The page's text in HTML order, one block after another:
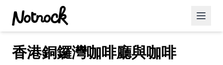
精選活動
香港銅鑼灣咖啡廳與咖啡